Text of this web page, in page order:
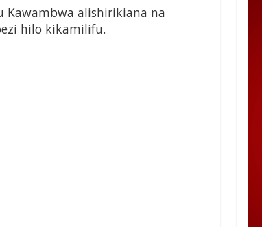
Kawambwa alishirikiana na
hilo kikamilifu.